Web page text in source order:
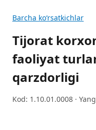
Barcha koʻrsatkichlar
Tijorat
faoliyat
qarzdorligi
Kod: 1.10.01.0008 ·